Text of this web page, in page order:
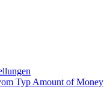
Typ Amount of Money